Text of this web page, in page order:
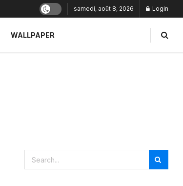
samedi, août 8, 2026 Login
WALLPAPER